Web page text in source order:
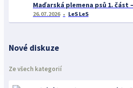
Maďarská plemena psů 1. část
26.07.2026 LeS LeS
Nové diskuze
Ze všech kategorií